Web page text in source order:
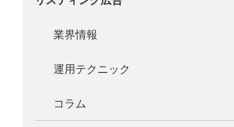
業界情報
運用テクニック
コラム